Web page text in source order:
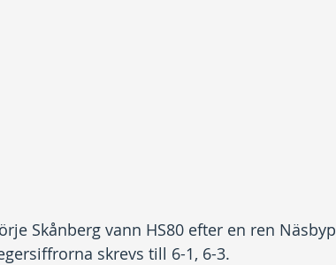
Skånberg vann HS80 efter en ren
skrevs till 6-1, 6-3.